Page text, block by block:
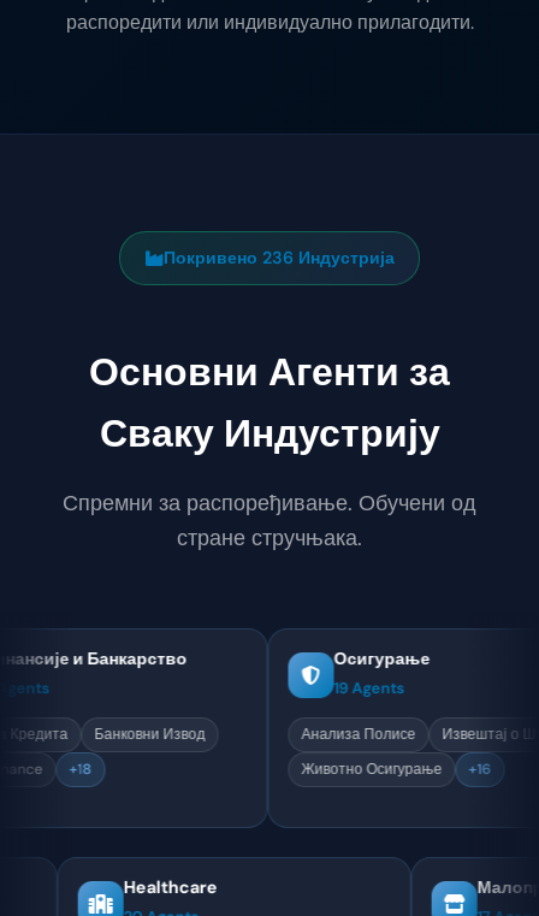
распоредити или индивидуално прилагодити.
Покривено 236 Индустрија
Основни Агенти за
Сваку Индустрију
Спремни за распоређивање. Обучени од
стране стручњака.
Банковни Извод
Осигурање
19 Agents
Анализа Полисе
Извештај о Штети
Животно Осигурање
+16
Healthcare